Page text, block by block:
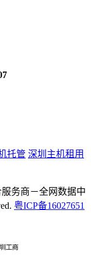
托管 深圳主机租用
务商－全网数据中
粤ICP备16027651